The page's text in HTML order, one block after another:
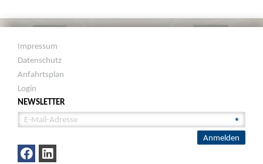
Impressum
Datenschutz
Anfahrtsplan
Login
NEWSLETTER